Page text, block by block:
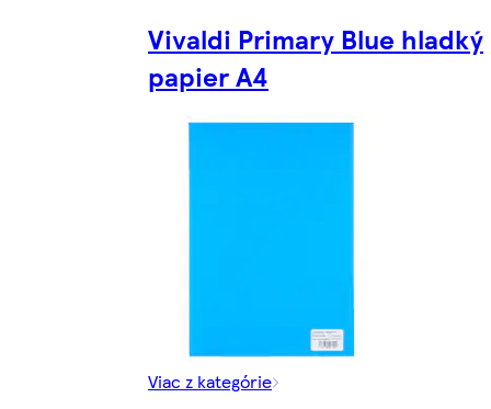
Vivaldi Primary Blue hladký
papier A4
Viac z kategórie